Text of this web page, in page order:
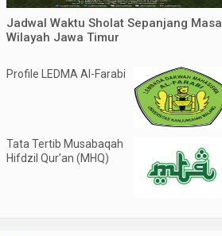
Jadwal Waktu Sholat Sepanjang Masa
Wilayah Jawa Timur
Profile LEDMA Al-Farabi
Tata Tertib Musabaqah
Hifdzil Qur’an (MHQ)